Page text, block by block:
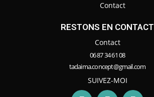
Contact
RESTONS EN CONTACT
Contact
06 87 34 61 08
tadaima.concept@gmail.com
SUIVEZ-MOI